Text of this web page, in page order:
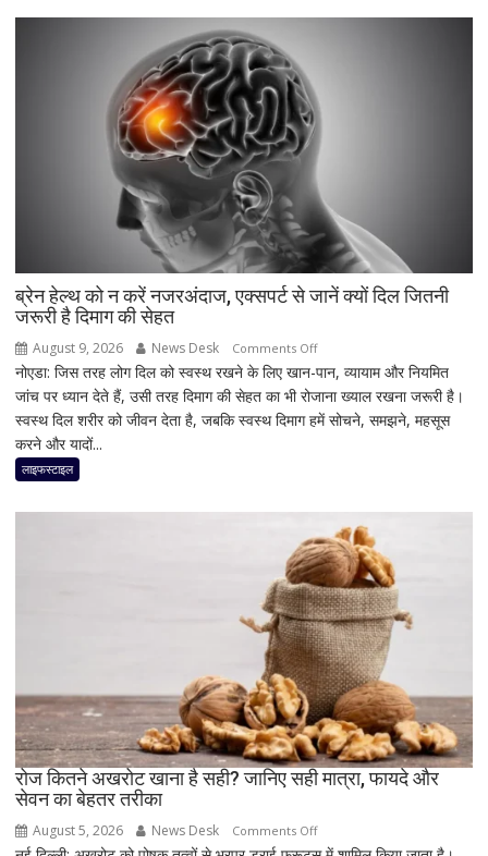
5G
के
आज
लॉन्च
होगा
नया
Vivo
ब्रेन हेल्थ को न करें नजरअंदाज, एक्सपर्ट से जानें क्यों दिल जितनी
जरूरी है दिमाग की सेहत
August 9, 2026 News Desk Comments Offon
ब्रेन
हेल्थ
को
एक्सपर्ट
से
जानें
क्यों
दिल
जितनी
जरूरी
है
दिमाग
की
सेहत
नोएडा: जिस तरह लोग दिल को स्वस्थ रखने के लिए खान-पान, व्यायाम और नियमित
जांच पर ध्यान देते हैं, उसी तरह दिमाग की सेहत का भी रोजाना ख्याल रखना जरूरी है।
स्वस्थ दिल शरीर को जीवन देता है, जबकि स्वस्थ दिमाग हमें सोचने, समझने, महसूस
करने और यादों...
लाइफस्टाइल
रोज कितने अखरोट खाना है सही? जानिए सही मात्रा, फायदे और
सेवन का बेहतर तरीका
August 5, 2026 News Desk Comments Offon